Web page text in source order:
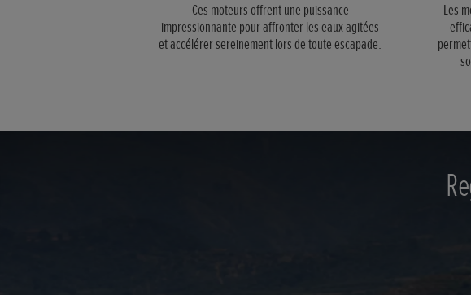
Ces moteurs offrent une puissance
impressionnante pour affronter les eaux agitées
et accélérer sereinement lors de toute escapade.
Les